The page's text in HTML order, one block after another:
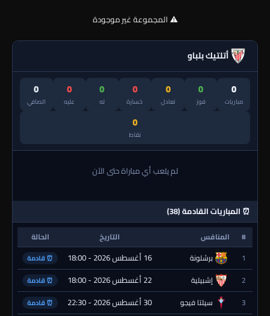
⚠️ المجموعة غير موجودة
أتلتيك بلباو
0
مباريات
0
فوز
0
تعادل
0
خسارة
0
له
0
عليه
0
الصافي
0
نقاط
لم يلعب أي مباراة حتى الآن
⏰ المباريات القادمة (38)
# المنافس التاريخ
الحالة
1
برشلونة 16 أغسطس 2026 - 18:00 ⏰ قادمة
2 إشبيلية 22 أغسطس 2026 - 18:00 ⏰ قادمة
3 سيلتا فيجو 30 أغسطس 2026 - 22:30 ⏰ قادمة